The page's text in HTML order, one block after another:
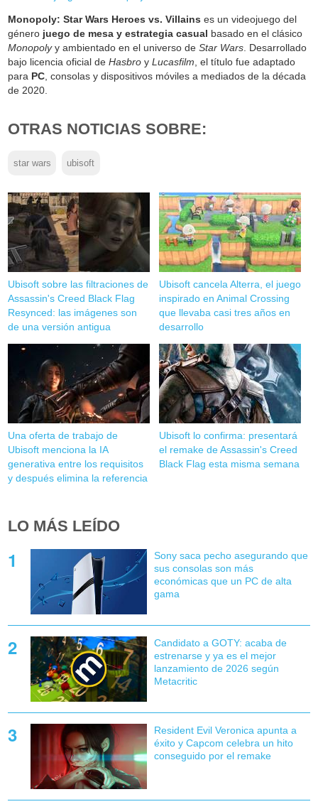
Monopoly: Star Wars Heroes vs. Villains es un videojuego del
género juego de mesa y estrategia casual basado en el clásico
Monopolyy ambientado en el universo deStar Wars . Desarrollado
bajo licencia oficial deHasbro yLucasfilm , el título fue adaptado
para PC , consolas y dispositivos móviles a mediados de la década
de 2020.
OTRAS NOTICIAS SOBRE:
star wars ubisoft
Ubisoft sobre las filtraciones de
Assassin's Creed Black Flag
Resynced: las imágenes son
de una versión antigua
Ubisoft cancela Alterra, el juego
inspirado en Animal Crossing
que llevaba casi tres años en
desarrollo
Una oferta de trabajo de
Ubisoft menciona la IA
generativa entre los requisitos
y después elimina la referencia
Ubisoft lo confirma: presentará
el remake de Assassin's Creed
Black Flag esta misma semana
LO MÁS LEÍDO
Sony saca pecho asegurando que
sus consolas son más
económicas que un PC de alta
gama
Candidato a GOTY: acaba de
estrenarse y ya es el mejor
lanzamiento de 2026 según
Metacritic
Resident Evil Veronica apunta a
éxito y Capcom celebra un hito
conseguido por el remake